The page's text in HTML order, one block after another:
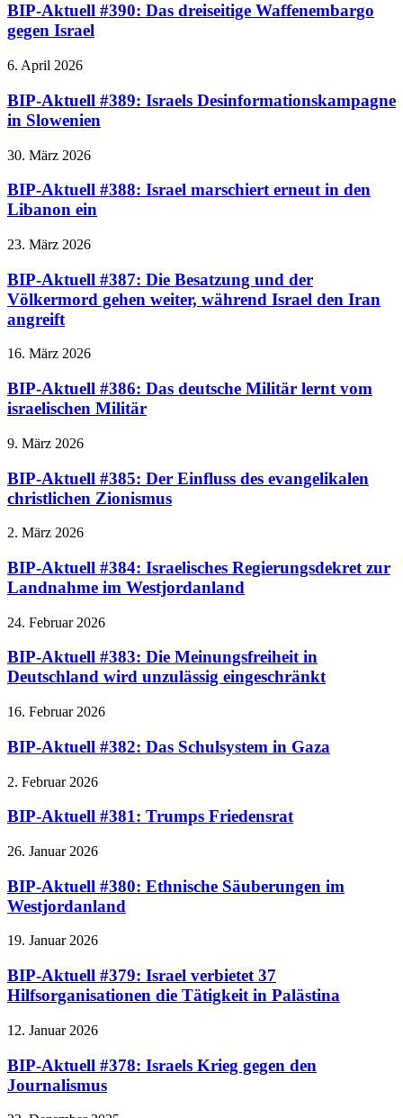
BIP-Aktuell #390: Das dreiseitige Waffenembargo
gegen Israel
6. April 2026
BIP-Aktuell #389: Israels Desinformationskampagne
in Slowenien
30. März 2026
BIP-Aktuell #388: Israel marschiert erneut in den
Libanon ein
23. März 2026
BIP-Aktuell #387: Die Besatzung und der
Völkermord gehen weiter, während Israel den Iran
angreift
16. März 2026
BIP-Aktuell #386: Das deutsche Militär lernt vom
israelischen Militär
9. März 2026
BIP-Aktuell #385: Der Einfluss des evangelikalen
christlichen Zionismus
2. März 2026
BIP-Aktuell #384: Israelisches Regierungsdekret zur
Landnahme im Westjordanland
24. Februar 2026
BIP-Aktuell #383: Die Meinungsfreiheit in
Deutschland wird unzulässig eingeschränkt
16. Februar 2026
BIP-Aktuell #382: Das Schulsystem in Gaza
2. Februar 2026
BIP-Aktuell #381: Trumps Friedensrat
26. Januar 2026
BIP-Aktuell #380: Ethnische Säuberungen im
Westjordanland
19. Januar 2026
BIP-Aktuell #379: Israel verbietet 37
Hilfsorganisationen die Tätigkeit in Palästina
12. Januar 2026
BIP-Aktuell #378: Israels Krieg gegen den
Journalismus